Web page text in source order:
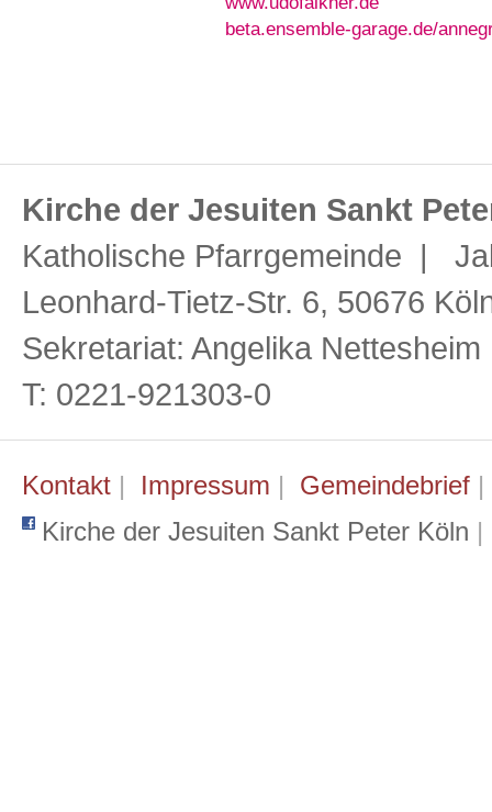
beta.ensemble-garage.de/
Kirche der Jesuiten Sankt
Katholische Pfarrgemeinde |
Leonhard-Tietz-Str. 6, 50676
Sekretariat: Angelika
T: 0221-921303-0
Kontakt | Impressum | Gemeindebrief
Kirche der Jesuiten Sankt Peter Köln